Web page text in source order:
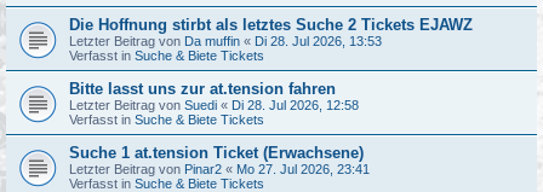
Die Hoffnung stirbt als letztes Suche 2 Tickets EJAWZ
Letzter Beitrag von Da muffin « Di 28. Jul 2026, 13:53
Verfasst in Suche & Biete Tickets
Bitte lasst uns zur at.tension fahren
Letzter Beitrag von Suedi « Di 28. Jul 2026, 12:58
Verfasst in Suche & Biete Tickets
Suche 1 at.tension Ticket (Erwachsene)
Letzter Beitrag von Pinar2 « Mo 27. Jul 2026, 23:41
Verfasst in Suche & Biete Tickets